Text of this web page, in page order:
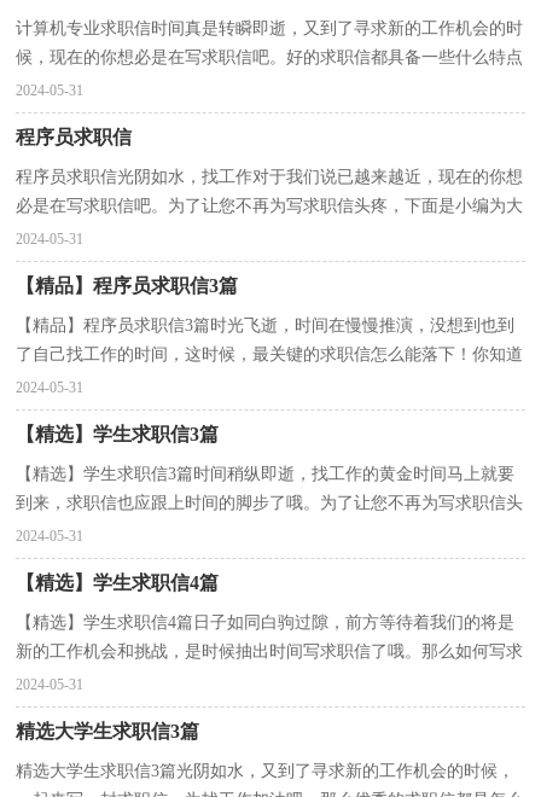
计算机专业求职信时间真是转瞬即逝，又到了寻求新的工作机会的时
候，现在的你想必是在写求职信吧。好的求职信都具备一些什么特点
呢？下面是小编帮大家整理的计算机专业求职信，仅供...
2024-05-31
程序员求职信
程序员求职信光阴如水，找工作对于我们说已越来越近，现在的你想
必是在写求职信吧。为了让您不再为写求职信头疼，下面是小编为大
家收集的程序员求职信，欢迎大家借鉴与参考，希望对大...
2024-05-31
【精品】程序员求职信3篇
【精品】程序员求职信3篇时光飞逝，时间在慢慢推演，没想到也到
了自己找工作的时间，这时候，最关键的求职信怎么能落下！你知道
写求职信需要注意哪些问题吗？下面是小编为大家收集的程...
2024-05-31
【精选】学生求职信3篇
【精选】学生求职信3篇时间稍纵即逝，找工作的黄金时间马上就要
到来，求职信也应跟上时间的脚步了哦。为了让您不再为写求职信头
疼，下面是小编帮大家整理的学生求职信3篇，仅供参考...
2024-05-31
【精选】学生求职信4篇
【精选】学生求职信4篇日子如同白驹过隙，前方等待着我们的将是
新的工作机会和挑战，是时候抽出时间写求职信了哦。那么如何写求
职信才简练、明确呢？以下是小编精心整理的学生求...
2024-05-31
精选大学生求职信3篇
精选大学生求职信3篇光阴如水，又到了寻求新的工作机会的时候，